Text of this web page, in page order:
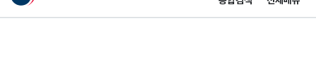
이 누리집은 대한민국 공식 전자정부 누리집입니다.